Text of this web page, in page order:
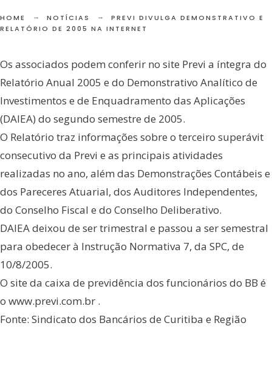
HOME NOTÍCIAS
PREVI DIVULGA DEMONSTRATIVO E
RELATÓRIO DE 2005 NA INTERNET
Os associados podem conferir no site Previ a íntegra do
Relatório Anual 2005 e do Demonstrativo Analítico de
Investimentos e de Enquadramento das Aplicações
(DAIEA) do segundo semestre de 2005.
O Relatório traz informações sobre o terceiro superávit
consecutivo da Previ e as principais atividades
realizadas no ano, além das Demonstrações Contábeis e
dos Pareceres Atuarial, dos Auditores Independentes,
do Conselho Fiscal e do Conselho Deliberativo.
DAIEA deixou de ser trimestral e passou a ser semestral
para obedecer à Instrução Normativa 7, da SPC, de
10/8/2005.
O site da caixa de previdência dos funcionários do BB é
o www.previ.com.br .
Fonte: Sindicato dos Bancários de Curitiba e Região